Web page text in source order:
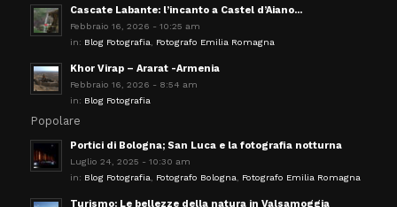
Cascate Labante: l’incanto a Castel d’Aiano...
Febbraio 16, 2026 - 10:25 am
in: Blog Fotografia, Fotografo Emilia Romagna
Khor Virap – Ararat -Armenia
Febbraio 16, 2026 - 8:54 am
in: Blog Fotografia
Popolare
Portici di Bologna; San Luca e la fotografia notturna
Luglio 24, 2025 - 10:30 am
in: Blog Fotografia, Fotografo Bologna, Fotografo Emilia Romagna
Turismo: Le bellezze della natura in Valsamoggia